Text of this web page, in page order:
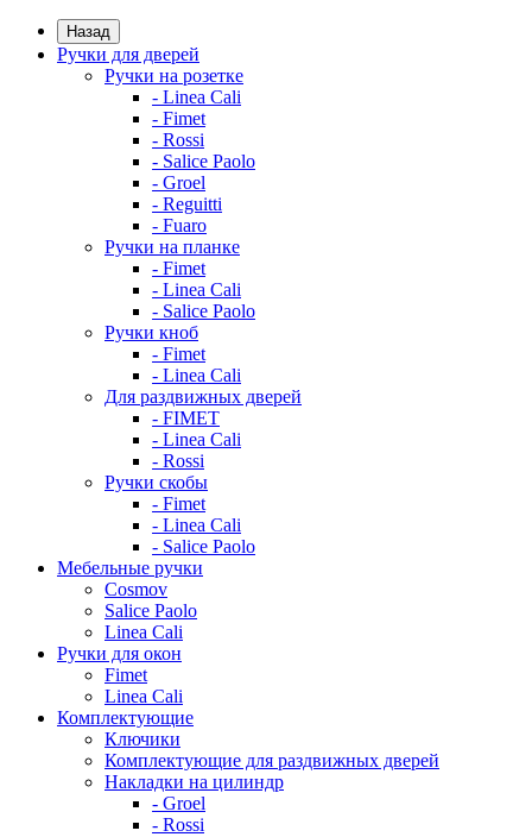
Назад
Ручки для дверей
Ручки на розетке
- Linea Cali
- Fimet
- Rossi
- Salice Paolo
- Groel
- Reguitti
- Fuaro
Ручки на планке
- Fimet
- Linea Cali
- Salice Paolo
Ручки кноб
- Fimet
- Linea Cali
Для раздвижных дверей
- FIMET
- Linea Cali
- Rossi
Ручки скобы
- Fimet
- Linea Cali
- Salice Paolo
Мебельные ручки
Cosmov
Salice Paolo
Linea Cali
Ручки для окон
Fimet
Linea Cali
Комплектующие
Ключики
Комплектующие для раздвижных дверей
Накладки на цилиндр
- Groel
- Rossi